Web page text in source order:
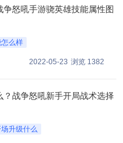
怒吼手游骁英雄技能属性图
么样
浏览 1382
2022-05-23
？战争怒吼新手开局战术选择
升级什么